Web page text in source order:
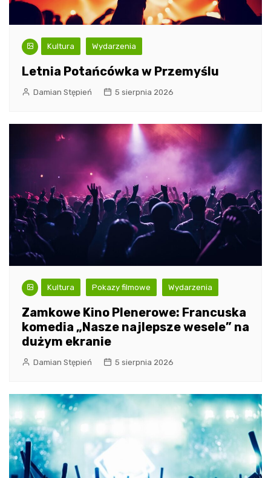
Kultura Wydarzenia
Letnia Potańcówka w Przemyślu
Damian Stępień 5 sierpnia 2026
Kultura Pokazy filmowe Wydarzenia
Zamkowe Kino Plenerowe: Francuska
komedia „Nasze najlepsze wesele” na
dużym ekranie
Damian Stępień 5 sierpnia 2026